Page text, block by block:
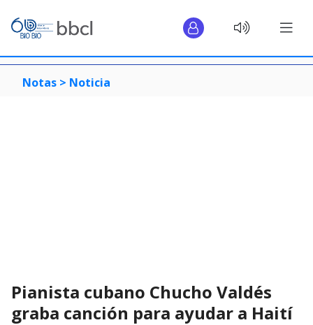
Notas > Noticia
Pianista cubano Chucho Valdés
graba canción para ayudar a Haití